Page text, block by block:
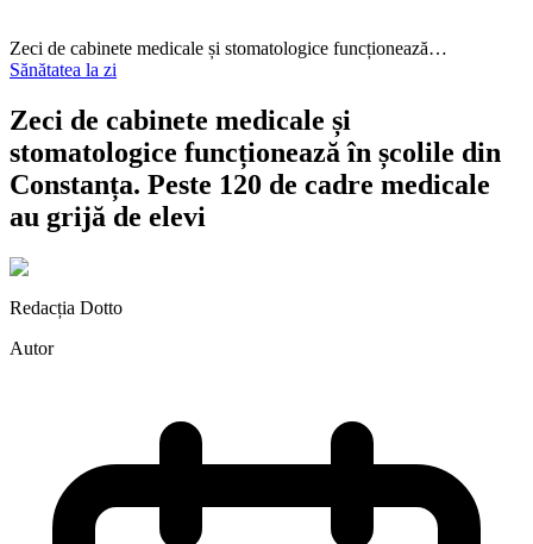
Zeci de cabinete medicale și stomatologice funcționează…
Sănătatea la zi
Zeci de cabinete medicale și
stomatologice funcționează în școlile din
Constanța. Peste 120 de cadre medicale
au grijă de elevi
Redacția Dotto
Autor